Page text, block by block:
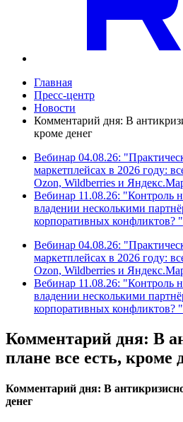
Главная
Пресс-центр
Новости
Комментарий дня: В
кроме денег
Вебинар 04.08.26:
маркетплейсах в 2026 году:
Ozon, Wildberries и
Вебинар 11.08.26: "Контроль
владении несколькими
корпоративных конфликтов? "
Вебинар 04.08.26:
маркетплейсах в 2026 году:
Ozon, Wildberries и
Вебинар 11.08.26: "Контроль
владении несколькими
корпоративных конфликтов? "
Комментарий дня: В
плане все есть, кроме
Комментарий дня: В
денег